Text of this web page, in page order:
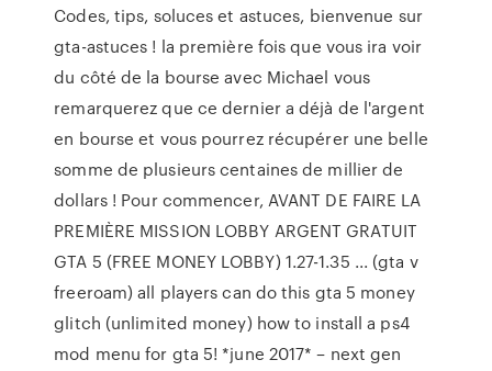
Codes, tips, soluces et astuces, bienvenue sur
gta-astuces ! la première fois que vous ira voir
du côté de la bourse avec Michael vous
remarquerez que ce dernier a déjà de l'argent
en bourse et vous pourrez récupérer une belle
somme de plusieurs centaines de millier de
dollars ! Pour commencer, AVANT DE FAIRE LA
PREMIÈRE MISSION LOBBY ARGENT GRATUIT
GTA 5 (FREE MONEY LOBBY) 1.27-1.35 ... (gta v
freeroam) all players can do this gta 5 money
glitch (unlimited money) how to install a ps4
mod menu for gta 5! *june 2017* – next gen